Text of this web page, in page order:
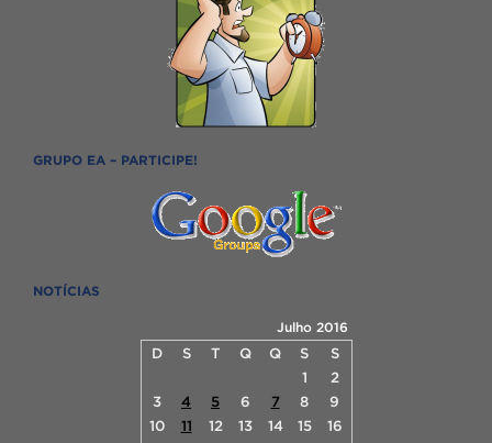
GRUPO EA – PARTICIPE!
NOTÍCIAS
Julho 2016
D S T Q Q S
S
1
2
3
4 5 6 7 8
9
10
11 12 13 14 15
16